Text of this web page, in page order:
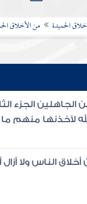
الحميدة من الأخلاق
الجزء
لآخذنها منهم
أخلاق الناس ولا